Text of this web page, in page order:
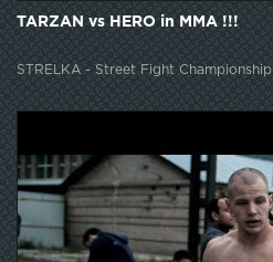
TARZAN vs HERO in MMA !!!
STRELKA - Street Fight Championship